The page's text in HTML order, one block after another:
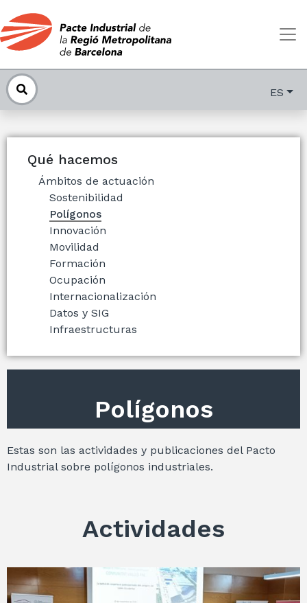
ES
Qué hacemos
Ámbitos de actuación
Sostenibilidad
Polígonos
Innovación
Movilidad
Formación
Ocupación
Internacionalización
Datos y SIG
Infraestructuras
Polígonos
Estas son las actividades y publicaciones del Pacto
Industrial sobre polígonos industriales.
Actividades